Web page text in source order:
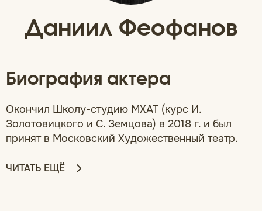
Даниил Феофанов
Биография актера
Окончил Школу-студию МХАТ (курс И.
Золотовицкого и С. Земцова) в 2018 г. и был
принят в Московский Художественный театр.
ЧИТАТЬ ЕЩЁ